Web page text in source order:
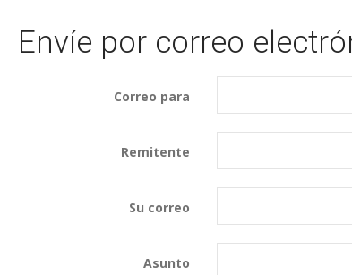
Envíe por correo
Correo para
Remitente
Su correo
Asunto